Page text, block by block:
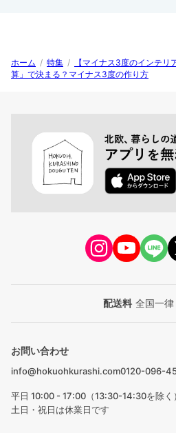
ホーム / 特集 /
【マイナス3度のインテリ
算」で決まる？マイナス3度の作り方
配送料 全国一
お問い合わせ
info@hokuohkurashi.com0120-096-
平日 10:00 - 17:00（13:30-14:30を除く）
土日・祝日は休業日です